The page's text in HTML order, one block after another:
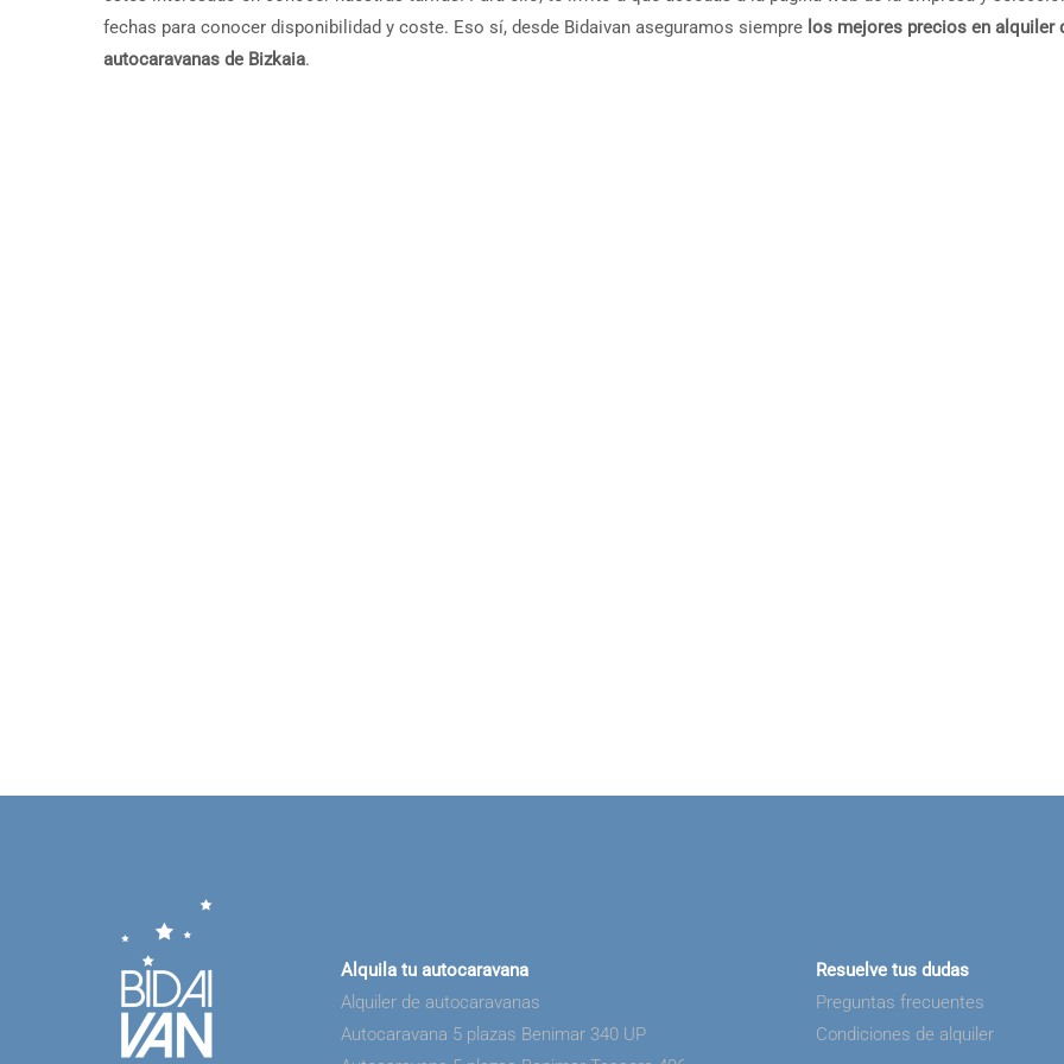
fechas para conocer disponibilidad y coste. Eso sí, desde Bidaivan aseguramos siempre los mejores precios en alquiler
autocaravanas de Bizkaia.
Alquila tu autocaravana
Alquiler de autocaravanas
Autocaravana 5 plazas Benimar 340 UP
Resuelve tus dudas
Preguntas frecuentes
Condiciones de alquiler